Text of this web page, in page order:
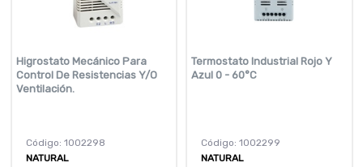
Higrostato Mecánico Para
Control De Resistencias Y/O
Ventilación.
Código: 1002298
NATURAL
Termostato Industrial Rojo Y
Azul 0 - 60°C
Código: 1002299
NATURAL